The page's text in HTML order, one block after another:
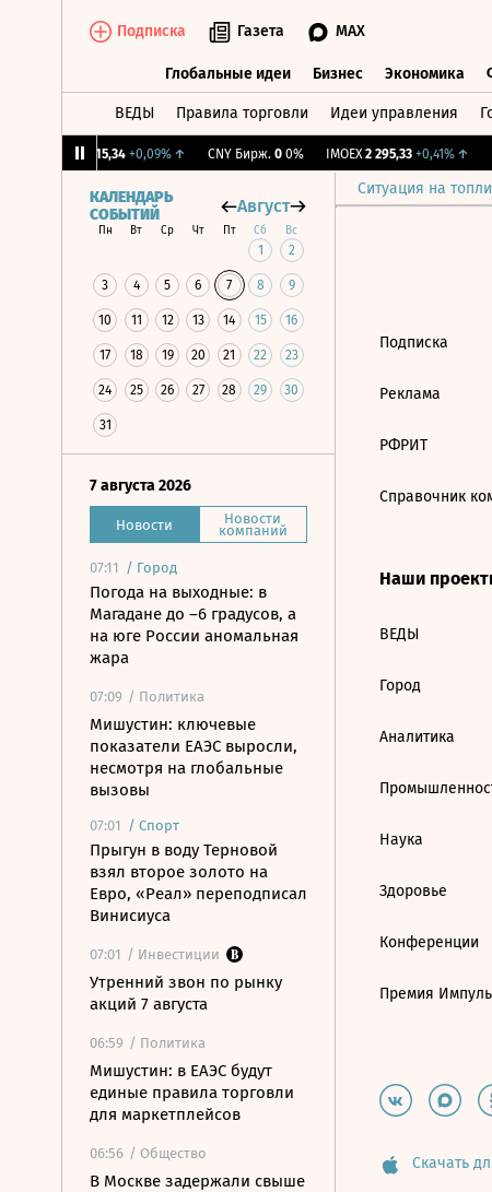
Подписка Газета MAX
Глобальные идеи Бизнес Экономика
ВЕДЫ Правила торговли Идеи управления
115,34 +0,09%↑ CNY Бирж. 0 0% IMOEX 2 295,33 +0,41%↑
Ситуация на
КАЛЕНДАРЬ
СОБЫТИЙ
Август
Пн Вт Ср Чт Пт Сб Вс
1 2
3 4 5 6 7 8 9
10 11 12 13 14 15 16
17 18 19 20 21 22 23
24 25 26 27 28 29 30
31
7 августа 2026
Новости Новости
компаний
07:11 / Город
Погода на выходные: в
Магадане до –6 градусов, а
на юге России аномальная
жара
07:09 / Политика
Мишустин: ключевые
показатели ЕАЭС выросли,
несмотря на глобальные
вызовы
07:01 / Спорт
Прыгун в воду Терновой
взял второе золото на
Евро, «Реал» переподписал
Винисиуса
07:01 / Инвестиции
Утренний звон по рынку
акций 7 августа
06:59 / Политика
Мишустин: в ЕАЭС будут
единые правила торговли
для маркетплейсов
06:56 / Общество
В Москве задержали свыше
Подписка
Реклама
РФРИТ
Справочник
Наши
ВЕДЫ
Город
Аналитика
Наука
Здоровье
Конференции
Премия
Скачать